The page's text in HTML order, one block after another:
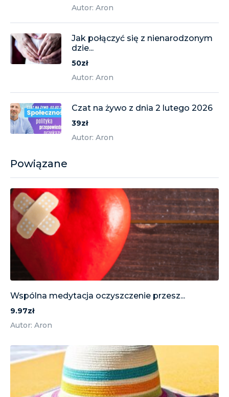
Powiązane
Wspólna medytacja oczyszczenie przesz...
9.97zł
Autor: Aron
Autor: Aron
Jak połączyć się z nienarodzonym
dzie...
50zł
Autor: Aron
Czat na żywo z dnia 2 lutego 2026
39zł
Autor: Aron